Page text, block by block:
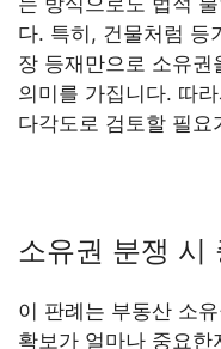
다. 특히, 건물처럼 등
장 등재만으로 소유
의미를 가집니다. 따
다각도로 검토할 필
소유권 분쟁 시
이 판례는 부동산 소
확보가 얼마나 중요한